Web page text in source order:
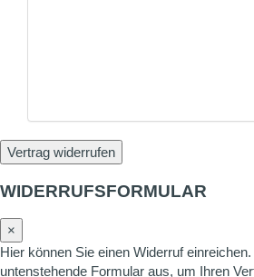
Vertrag widerrufen
WIDERRUFSFORMULAR
×
Hier können Sie einen Widerruf
untenstehende Formular aus, um Ihren